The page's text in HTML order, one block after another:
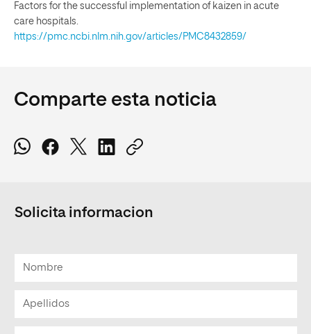
Factors for the successful implementation of kaizen in acute
care hospitals.
https://pmc.ncbi.nlm.nih.gov/articles/PMC8432859/
Comparte esta noticia
Solicita informacion